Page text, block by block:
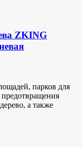
ZKING
парков для
а также